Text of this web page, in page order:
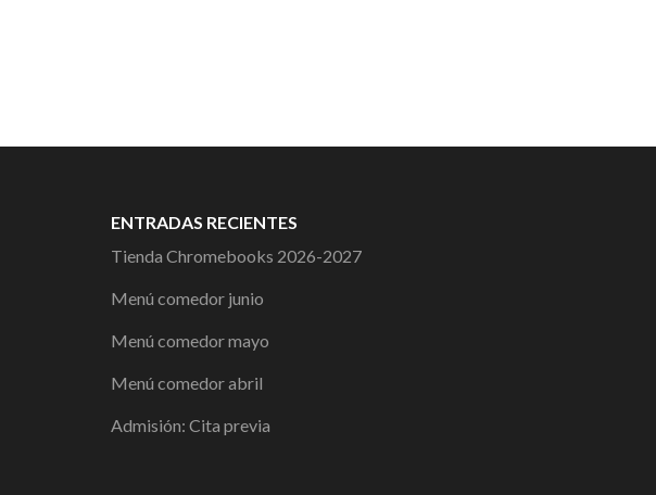
ENTRADAS RECIENTES
Tienda Chromebooks 2026-2027
Menú comedor junio
Menú comedor mayo
Menú comedor abril
Admisión: Cita previa